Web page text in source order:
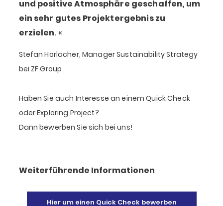
und positive Atmosphäre geschaffen, um
ein sehr gutes Projektergebnis zu
erzielen.
Stefan Horlacher, Manager Sustainability Strategy
bei ZF Group
Haben Sie auch Interesse an einem Quick Check
oder Exploring Project?
Dann bewerben Sie sich bei uns!
Weiterführende Informationen
Hier um einen Quick Check bewerben